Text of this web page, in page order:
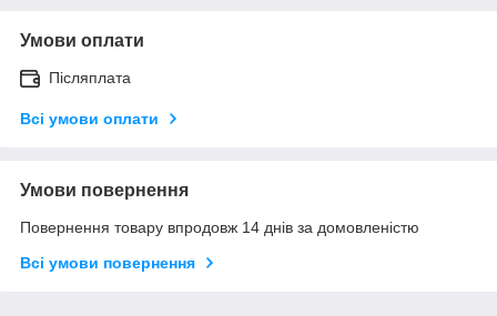
Умови оплати
Післяплата
Всі умови оплати
Умови повернення
Повернення товару впродовж 14 днів за домовленістю
Всі умови повернення